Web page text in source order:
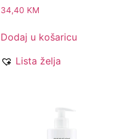
34,40 KM
Dodaj u košaricu
Lista želja